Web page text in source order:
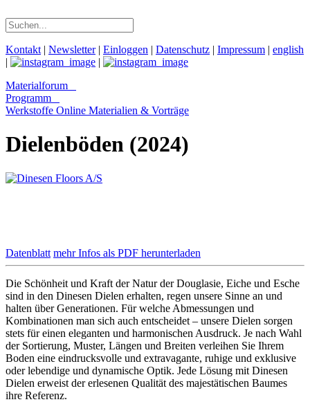
Kontakt | Newsletter| Einloggen | Datenschutz | Impressum | english
|
|
Materialforum
Programm
Werkstoffe Online Materialien & Vorträge
Dielenböden (2024)
Datenblatt mehr Infos als PDF herunterladen
Die Schönheit und Kraft der Natur der Douglasie, Eiche und Esche
sind in den Dinesen Dielen erhalten, regen unsere Sinne an und
halten über Generationen. Für welche Abmessungen und
Kombinationen man sich auch entscheidet – unsere Dielen sorgen
stets für einen eleganten und harmonischen Ausdruck. Je nach Wahl
der Sortierung, Muster, Längen und Breiten verleihen Sie Ihrem
Boden eine eindrucksvolle und extravagante, ruhige und exklusive
oder lebendige und dynamische Optik. Jede Lösung mit Dinesen
Dielen erweist der erlesenen Qualität des majestätischen Baumes
ihre Referenz.